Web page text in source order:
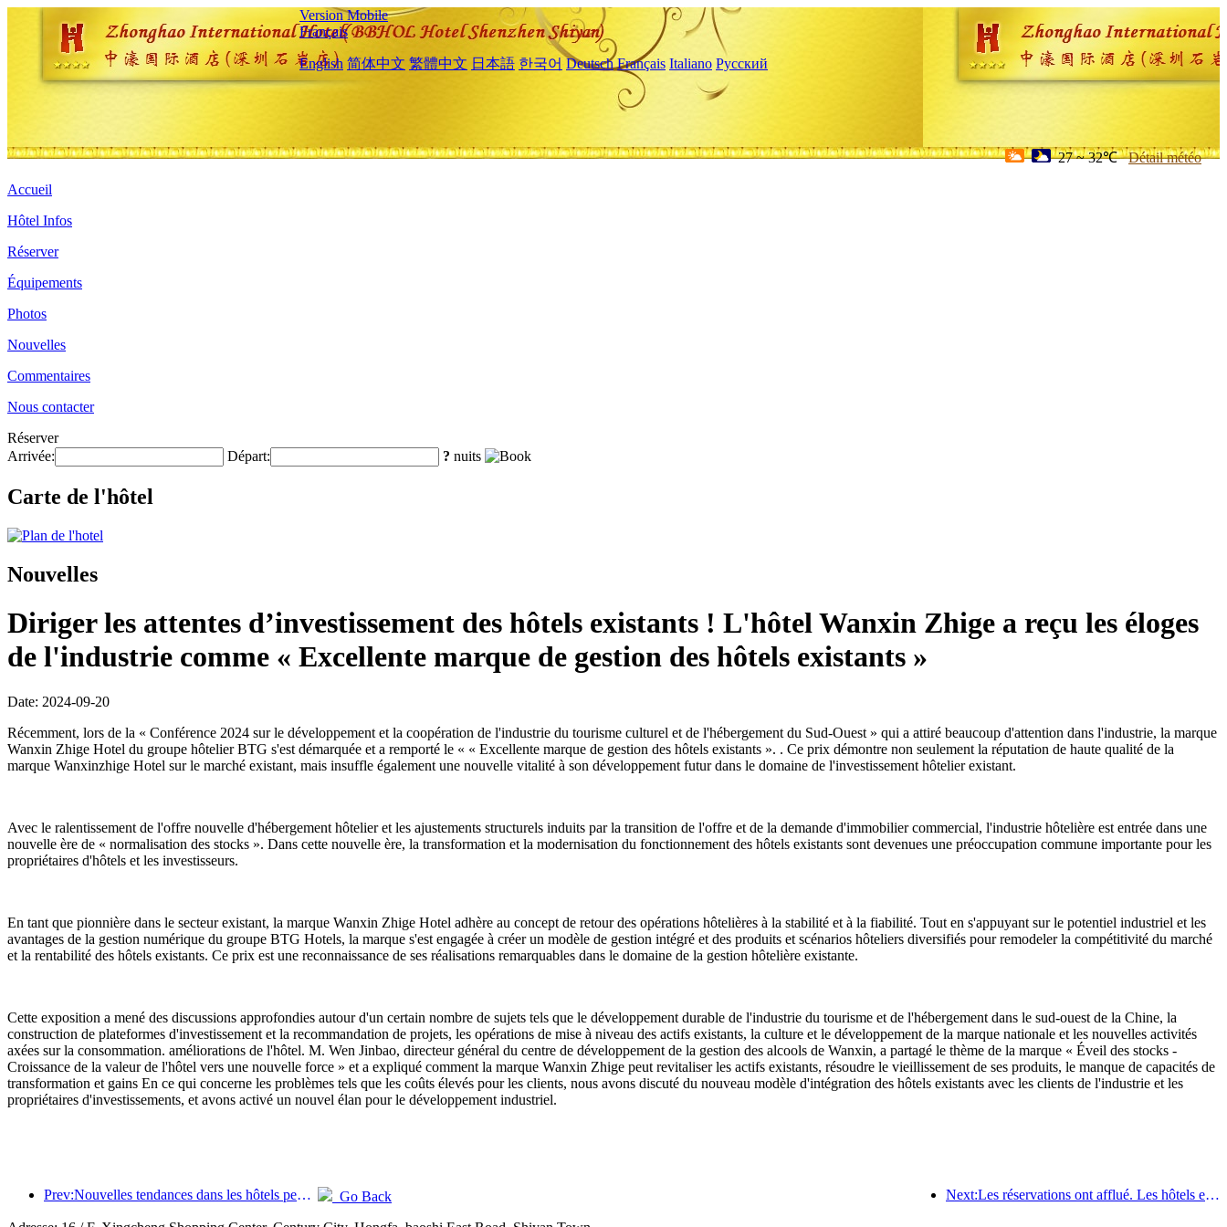
Version Mobile
Français
English 简体中文 繁體中文 日本語 한국어 Deutsch Français Italiano Русский
27 ~ 32℃ Détail météo
Accueil
Hôtel Infos
Réserver
Équipements
Photos
Nouvelles
Commentaires
Nous contacter
Réserver
Arrivée:
Départ: ? nuits
Carte de l'hôtel
Nouvelles
Diriger les attentes d’investissement des hôtels existants ! L'hôtel Wanxin Zhige a reçu les éloges
de l'industrie comme « Excellente marque de gestion des hôtels existants »
Date: 2024-09-20
Récemment, lors de la « Conférence 2024 sur le développement et la coopération de l'industrie du tourisme culturel et de l'hébergement du Sud-Ouest » qui a attiré beaucoup d'attention dans l'industrie, la marque
Wanxin Zhige Hotel du groupe hôtelier BTG s'est démarquée et a remporté le « « Excellente marque de gestion des hôtels existants ». . Ce prix démontre non seulement la réputation de haute qualité de la
marque Wanxinzhige Hotel sur le marché existant, mais insuffle également une nouvelle vitalité à son développement futur dans le domaine de l'investissement hôtelier existant.
Avec le ralentissement de l'offre nouvelle d'hébergement hôtelier et les ajustements structurels induits par la transition de l'offre et de la demande d'immobilier commercial, l'industrie hôtelière est entrée dans une
nouvelle ère de « normalisation des stocks ». Dans cette nouvelle ère, la transformation et la modernisation du fonctionnement des hôtels existants sont devenues une préoccupation commune importante pour les
propriétaires d'hôtels et les investisseurs.
En tant que pionnière dans le secteur existant, la marque Wanxin Zhige Hotel adhère au concept de retour des opérations hôtelières à la stabilité et à la fiabilité. Tout en s'appuyant sur le potentiel industriel et les
avantages de la gestion numérique du groupe BTG Hotels, la marque s'est engagée à créer un modèle de gestion intégré et des produits et scénarios hôteliers diversifiés pour remodeler la compétitivité du marché
et la rentabilité des hôtels existants. Ce prix est une reconnaissance de ses réalisations remarquables dans le domaine de la gestion hôtelière existante.
Cette exposition a mené des discussions approfondies autour d'un certain nombre de sujets tels que le développement durable de l'industrie du tourisme et de l'hébergement dans le sud-ouest de la Chine, la
construction de plateformes d'investissement et la recommandation de projets, les opérations de mise à niveau des actifs existants, la culture et le développement de la marque nationale et les nouvelles activités
axées sur la consommation. améliorations de l'hôtel. M. Wen Jinbao, directeur général du centre de développement de la gestion des alcools de Wanxin, a partagé le thème de la marque « Éveil des stocks -
Croissance de la valeur de l'hôtel vers une nouvelle force » et a expliqué comment la marque Wanxin Zhige peut revitaliser les actifs existants, résoudre le vieillissement de ses produits, le manque de capacités de
transformation et gains En ce qui concerne les problèmes tels que les coûts élevés pour les clients, nous avons discuté du nouveau modèle d'intégration des hôtels existants avec les clients de l'industrie et les
propriétaires d'investissements, et avons activé un nouvel élan pour le développement industriel.
Prev:Nouvelles tendances dans les hôtels pendant la fête nationale 2024 : les post-00 portent le Hanfu et séjournent dans la « State Guesthouse » pour boire du thé et apprendre la calligraphie afin de démontrer leur confiance culturelle Next:Les réservations ont afflué. Les hôtels et les commerçants de B&B sont également populaires auprès des réservations. Les taux de réservation moyens pour la Fête nationale sont respectivement de 24,97 % et 24,49 %.
Go Back